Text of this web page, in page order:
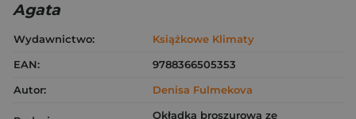
Agata
Wydawnictwo:
Książkowe Klimaty
EAN:
9788366505353
Autor:
Denisa Fulmekova
Okładka broszurowa ze